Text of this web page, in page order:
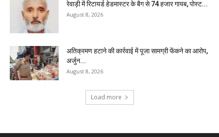
रेवाड़ी में रिटायर्ड हेडमास्टर के बैग से ₹74 हजार गायब, पोस्ट...
August 8, 2026
अतिक्रमण हटाने की कार्रवाई में पूजा सामग्री फेंकने का आरोप,
अर्जुन...
August 8, 2026
Load more